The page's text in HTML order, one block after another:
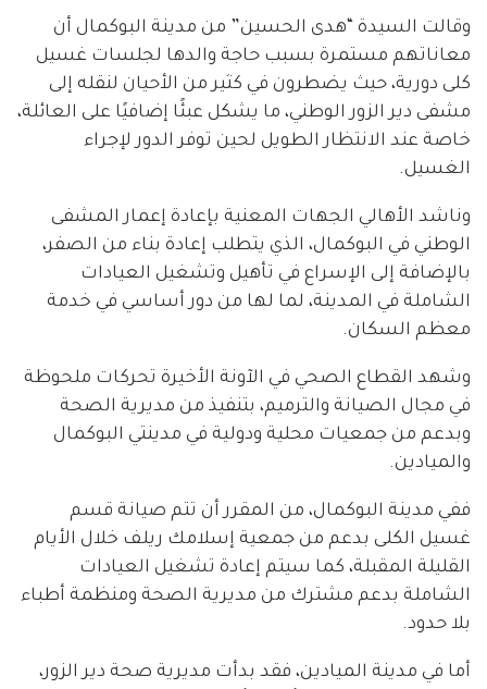
وقالت السيدة “هدى الحسين” من مدينة البوكمال أن
معاناتهم مستمرة بسبب حاجة والدها لجلسات غسيل
كلى دورية، حيث يضطرون في كثير من الأحيان لنقله إلى
مشفى دير الزور الوطني، ما يشكل عبئًا إضافيًا على العائلة،
خاصة عند الانتظار الطويل لحين توفر الدور لإجراء
الغسيل.
وناشد الأهالي الجهات المعنية بإعادة إعمار المشفى
الوطني في البوكمال، الذي يتطلب إعادة بناء من الصفر،
بالإضافة إلى الإسراع في تأهيل وتشغيل العيادات
الشاملة في المدينة، لما لها من دور أساسي في خدمة
معظم السكان.
وشهد القطاع الصحي في الآونة الأخيرة تحركات ملحوظة
في مجال الصيانة والترميم، بتنفيذ من مديرية الصحة
وبدعم من جمعيات محلية ودولية في مدينتي البوكمال
والميادين.
ففي مدينة البوكمال، من المقرر أن تتم صيانة قسم
غسيل الكلى بدعم من جمعية إسلامك ريلف خلال الأيام
القليلة المقبلة، كما سيتم إعادة تشغيل العيادات
الشاملة بدعم مشترك من مديرية الصحة ومنظمة أطباء
بلا حدود.
أما في مدينة الميادين، فقد بدأت مديرية صحة دير الزور،